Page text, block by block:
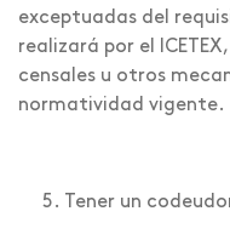
exceptuadas del
realizará por el
censales u otros
normatividad vigente.
5. Tener un